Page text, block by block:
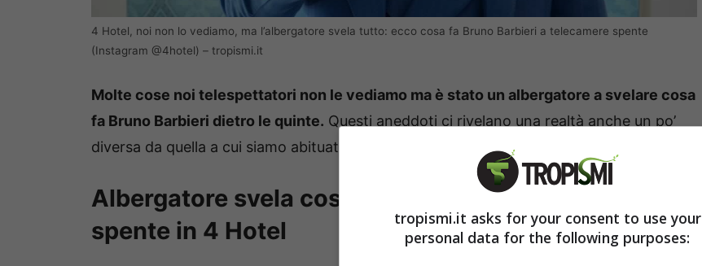
4 Hotel, noi non lo vediamo, ma l’albergatore svela tutto: ecco cosa fa Bruno Barbieri a telecamere spente
(Instagram @4hotel) – tropismi.it
Molte cose noi telespettatori non le vediamo ma è stato un albergatore a svelare cosa
fa Bruno Barbieri dietro le quinte. Questi aneddoti ci rivelano una realtà anche un po’
diversa da quella a cui siamo abituati: ecco cosa ha raccontato.
Albergatore svela cosa fa Barbieri a telecamere
spente in 4 Hotel
tropismi.it asks for your consent to use your
personal data for the following purposes: